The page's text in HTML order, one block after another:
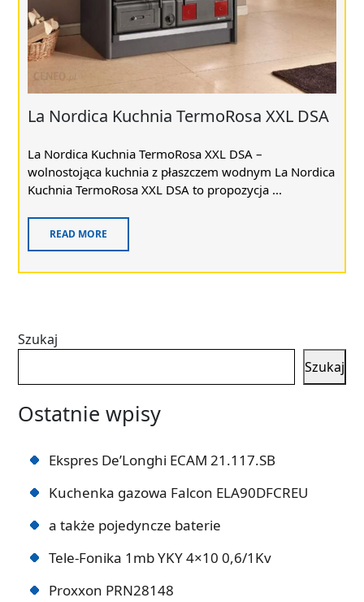
La Nordica Kuchnia TermoRosa XXL DSA
La Nordica Kuchnia TermoRosa XXL DSA –
wolnostojąca kuchnia z płaszczem wodnym La Nordica
Kuchnia TermoRosa XXL DSA to propozycja ...
READ MORE
Szukaj
Szukaj
Ostatnie wpisy
Ekspres De’Longhi ECAM 21.117.SB
Kuchenka gazowa Falcon ELA90DFCREU
a także pojedyncze baterie
Tele-Fonika 1mb YKY 4×10 0,6/1Kv
Proxxon PRN28148